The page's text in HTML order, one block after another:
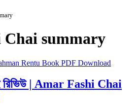
summary
রিভিউ | Amar Fashi Chai